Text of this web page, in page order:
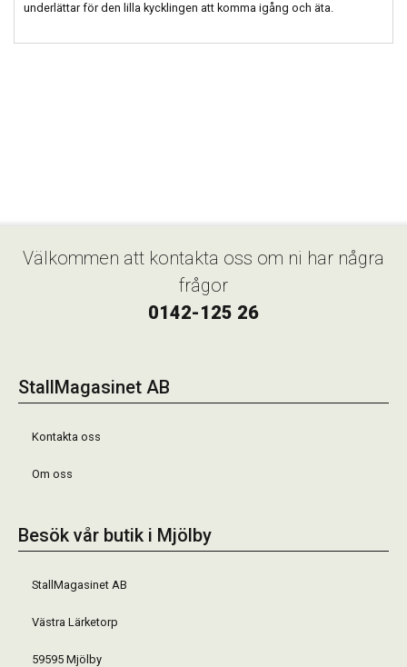
underlättar för den lilla kycklingen att komma igång och äta.
Välkommen att kontakta oss om ni har några
frågor
0142-125 26
StallMagasinet AB
Kontakta oss
Om oss
Besök vår butik i Mjölby
StallMagasinet AB
Västra Lärketorp
59595 Mjölby